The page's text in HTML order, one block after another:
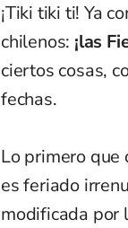
¡Tiki tiki ti! Ya
chilenos: ¡las
ciertos cosas,
fechas.
Lo primero que
es feriado
modificada por